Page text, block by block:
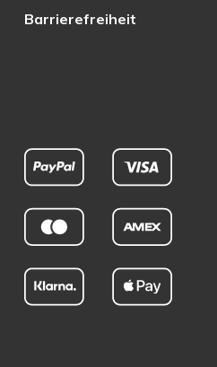
Barrierefreiheit